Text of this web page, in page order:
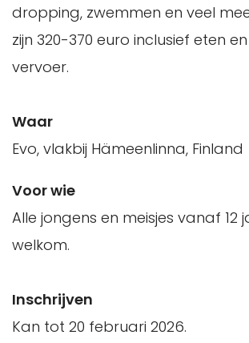
dropping, zwemmen en veel
zijn 320-370 euro inclusief eten
vervoer.
Waar
Evo, vlakbij Hämeenlinna, Finland
Voor wie
Alle jongens en meisjes vanaf 12
welkom.
Inschrijven
Kan tot 20 februari 2026.